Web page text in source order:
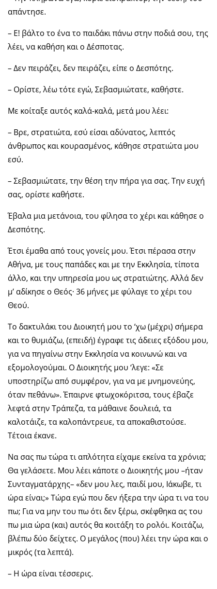
απάντησε.
– Ε! βάλτο το ένα το παιδάκι πάνω στην ποδιά σου, της
λέει, να καθήση και ο Δέσποτας.
– Δεν πειράζει, δεν πειράζει, είπε ο Δεσπότης.
– Ορίστε, λέω τότε εγώ, Σεβασμιώτατε, καθήστε.
Με κοίταξε αυτός καλά-καλά, μετά μου λέει:
– Βρε, στρατιώτα, εσύ είσαι αδύνατος, λεπτός
άνθρωπος και κουρασμένος, κάθησε στρατιώτα μου
εσύ.
– Σεβασμιώτατε, την θέση την πήρα για σας. Την ευχή
σας, ορίστε καθήστε.
Έβαλα μια μετάνοια, του φίλησα το χέρι και κάθησε ο
Δεσπότης.
Έτσι έμαθα από τους γονείς μου. Έτσι πέρασα στην
Αθήνα, με τους παπάδες και με την Εκκλησία, τίποτα
άλλο, και την υπηρεσία μου ως στρατιώτης. Αλλά δεν
μ’ αδίκησε ο Θεός· 36 μήνες με φύλαγε το χέρι του
Θεού.
Το δακτυλάκι του Διοικητή μου το ‘χω (μέχρι) σήμερα
και το θυμιάζω, (επειδή) έγραφε τις άδειες εξόδου μου,
για να πηγαίνω στην Εκκλησία να κοινωνώ και να
εξομολογούμαι. Ο Διοικητής μου ‘λεγε: «Σε
υποστηρίζω από συμφέρον, για να με μνημονεύης,
όταν πεθάνω». Έπαιρνε φτωχοκόριτσα, τους έβαζε
λεφτά στην Τράπεζα, τα μάθαινε δουλειά, τα
καλοτάιζε, τα καλοπάντρευε, τα αποκαθιστούσε.
Τέτοια έκανε.
Να σας πω τώρα τι απλότητα είχαμε εκείνα τα χρόνια;
Θα γελάσετε. Μου λέει κάποτε ο Διοικητής μου –ήταν
Συνταγματάρχης– «δεν μου λες, παιδί μου, Ιάκωβε, τι
ώρα είναι;» Τώρα εγώ που δεν ήξερα την ώρα τι να του
πω; Για να μην του πω ότι δεν ξέρω, σκέφθηκα ας του
πω μια ώρα (και) αυτός θα κοιτάξη το ρολόι. Κοιτάζω,
βλέπω δύο δείχτες. Ο μεγάλος (που) λέει την ώρα και ο
μικρός (τα λεπτά).
– Η ώρα είναι τέσσερις.